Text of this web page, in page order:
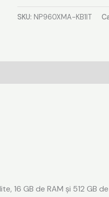
KB1IT
SKU: NP960XMA-KB1IT
16 GB de RAM și 512 GB